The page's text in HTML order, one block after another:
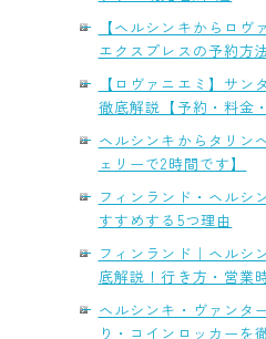
【ヘルシンキからロ
エクスプレスの予約方
【ロヴァニエミ】サ
徹底解説【予約・料金
ヘルシンキからタリン
ェリーで2時間です】
フィンランド・ヘルシ
すすめする5つ理由
フィンランド｜ヘルシ
底解説！行き方・営業
ヘルシンキ・ヴァンタ
り・コインロッカーを